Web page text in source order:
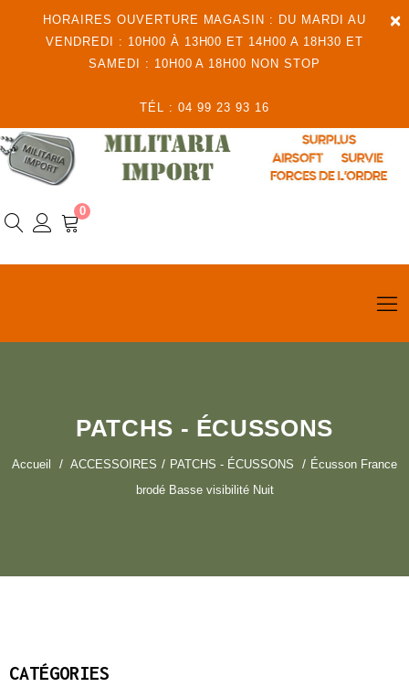
×
HORAIRES OUVERTURE MAGASIN : DU MARDI AU
VENDREDI : 10H00 À 13H00 ET 14H00 A 18H30 ET
SAMEDI : 10H00 A 18H00 NON STOP
TÉL : 04 99 23 93 16
0
PATCHS - ÉCUSSONS
Accueil ACCESSOIRES PATCHS - ÉCUSSONS
Écusson France
brodé Basse visibilité Nuit
CATÉGORIES